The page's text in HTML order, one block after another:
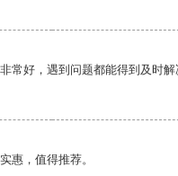
常好，遇到问题都能得到及时解
惠，值得推荐。